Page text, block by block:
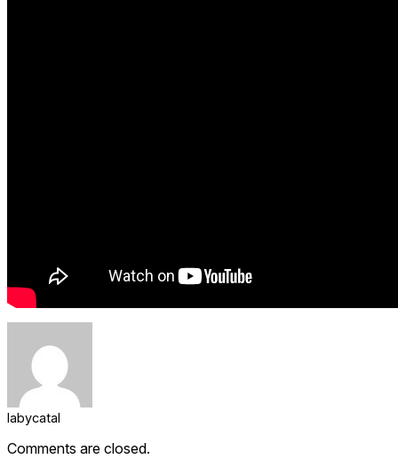
labycatal
Comments are closed.